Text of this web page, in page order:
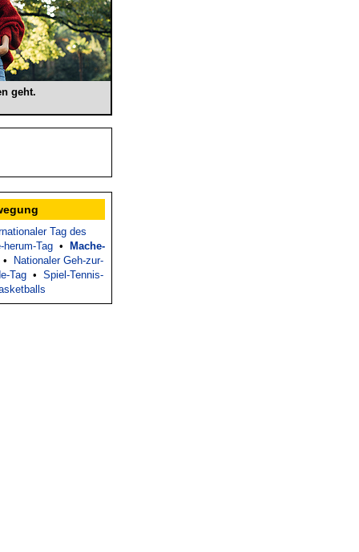
geht.
Tag des
herum-Tag •
Mache-
•
Nationaler Geh-zur-
Tag• Spiel-Tennis-